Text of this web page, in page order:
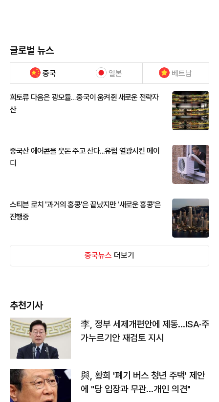
글로벌 뉴스
중국 일본 베트남
희토류 다음은 광모듈…중국이 움켜쥔 새로운 전략자
산
중국산 에어콘을 웃돈 주고 산다...유럽 열광시킨 메이
디
스티븐 로치 '과거의 홍콩'은 끝났지만 '새로운 홍콩'은
진행중
중국뉴스 더보기
추천기사
李, 정부 세제개편안에 제동…ISA·주
가누르기안 재검토 지시
與, 황희 '폐기 버스 청년 주택' 제안
에 "당 입장과 무관…개인 의견"